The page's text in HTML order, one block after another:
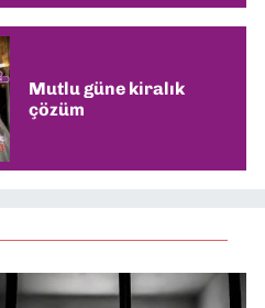
Mutlu güne kiralık
çözüm